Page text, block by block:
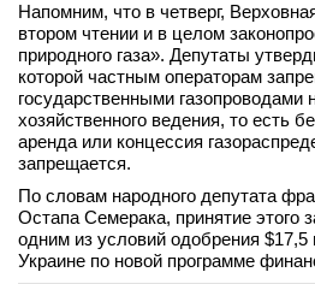
Напомним, что в четверг,
втором чтении и в целом
природного газа». Депутаты
которой частным операторам
государственными газопроводами
хозяйственного ведения, то есть
аренда или концессия
запрещается.
По словам народного депутата
Остапа Семерака, принятие этого
одним из условий одобрения
Украине по новой программе